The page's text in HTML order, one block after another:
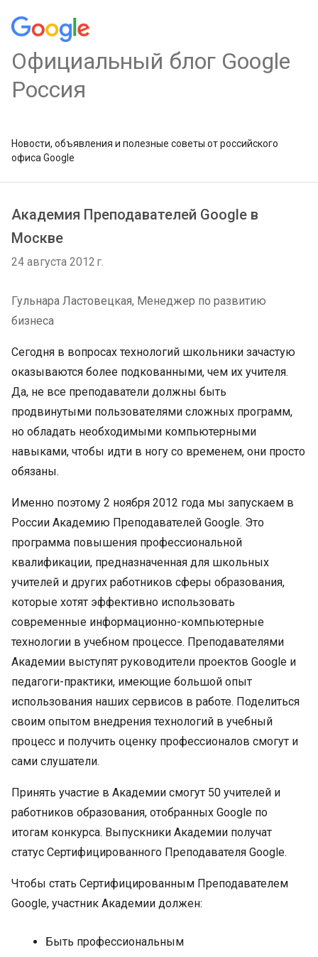
Официальный блог Google
Россия
Новости, объявления и полезные советы от российского
офиса Google
Академия Преподавателей Google в
Москве
24 августа 2012 г.
Гульнара Ластовецкая, Менеджер по развитию
бизнеса
Сегодня в вопросах технологий школьники зачастую
оказываются более подкованными, чем их учителя.
Да, не все преподаватели должны быть
продвинутыми пользователями сложных программ,
но обладать необходимыми компьютерными
навыками, чтобы идти в ногу со временем, они просто
обязаны.
Именно поэтому 2 ноября 2012 года мы запускаем в
России Академию Преподавателей Google. Это
программа повышения профессиональной
квалификации, предназначенная для школьных
учителей и других работников сферы образования,
которые хотят эффективно использовать
современные информационно-компьютерные
технологии в учебном процессе. Преподавателями
Академии выступят руководители проектов Google и
педагоги-практики, имеющие большой опыт
использования наших сервисов в работе. Поделиться
своим опытом внедрения технологий в учебный
процесс и получить оценку профессионалов смогут и
сами слушатели.
Принять участие в Академии смогут 50 учителей и
работников образования, отобранных Google по
итогам конкурса. Выпускники Академии получат
статус Сертифицированного Преподавателя Google.
Чтобы стать Сертифицированным Преподавателем
Google, участник Академии должен:
Быть профессиональным